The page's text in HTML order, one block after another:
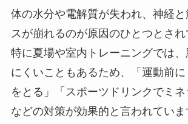
体の水分や電解質が失われ、神経
スが崩れるのが原因のひとつとされ
特に夏場や室内トレーニングでは、
にくいこともあるため、「運動前
をとる」「スポーツドリンクでミネ
などの対策が効果的と言われていま